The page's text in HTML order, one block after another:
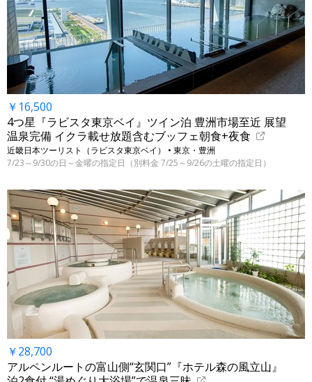
￥16,500
4つ星『ラビスタ東京ベイ』ツイン泊 豊洲市場至近 展望
温泉完備 イクラ載せ放題含むブッフェ朝食+夜食
近畿日本ツーリスト（ラビスタ東京ベイ） • 東京・豊洲
7/23～9/30の日～金曜の指定日（別料金 7/25～9/26の土曜の指定日）
￥28,700
アルペンルートの富山側“玄関口”『ホテル森の風立山』